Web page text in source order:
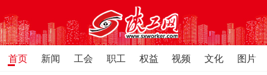
首页 新闻 工会 职工 权益 视频 文化
图片